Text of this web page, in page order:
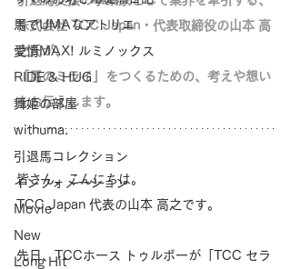
馬でUMAなアトリエ
愛情MAX! ルミノックス
RIDE & HUG
舞姫の部屋
withuma.
引退馬コレクション
インフォメーション
Movie
New
Long Hit
株式会社 TCC Japan・代表取締役の山本 高
之氏が、
「馬のミライ」をつくるための、考えや想い
をお伝えします。
皆さん、こんにちは。
TCC Japan 代表の山本 高之です。
先日、TCCホース トゥルボーが「TCC セラ